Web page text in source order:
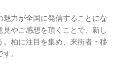
力が全国に発信することにな
見やご感想を頂くことで、新し
柏に注目を集め、来街者・移
。